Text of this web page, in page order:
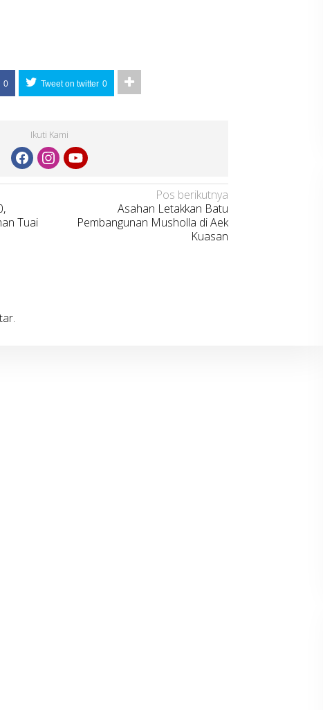
0 Tweet on twitter 0
Ikuti Kami
Tuai
Pos berikutnya
Asahan Letakkan Batu
Pembangunan Musholla di Aek
Kuasan